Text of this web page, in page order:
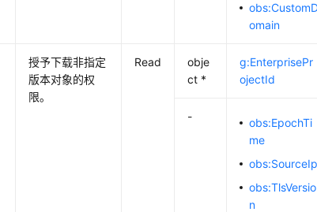
omain
授予下载非指定
版本对象的权
限。
Read
obje
ct *
g:EnterprisePr
ojectId
-
obs:EpochTi
me
obs:SourceIp
obs:TlsVersio
n